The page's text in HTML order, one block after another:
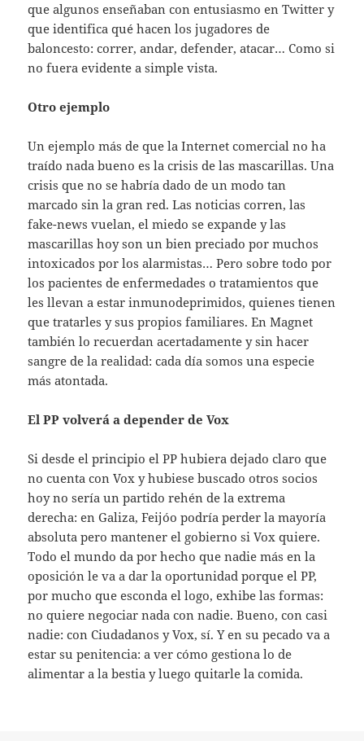
que algunos enseñaban con entusiasmo en Twitter y
que identifica qué hacen los jugadores de
baloncesto: correr, andar, defender, atacar… Como si
no fuera evidente a simple vista.
Otro ejemplo
Un ejemplo más de que la Internet comercial no ha
traído nada bueno es la crisis de las mascarillas. Una
crisis que no se habría dado de un modo tan
marcado sin la gran red. Las noticias corren, las
fake-news vuelan, el miedo se expande y las
mascarillas hoy son un bien preciado por muchos
intoxicados por los alarmistas… Pero sobre todo por
los pacientes de enfermedades o tratamientos que
les llevan a estar inmunodeprimidos, quienes tienen
que tratarles y sus propios familiares. En Magnet
también lo recuerdan acertadamente y sin hacer
sangre de la realidad: cada día somos una especie
más atontada.
El PP volverá a depender de Vox
Si desde el principio el PP hubiera dejado claro que
no cuenta con Vox y hubiese buscado otros socios
hoy no sería un partido rehén de la extrema
derecha: en Galiza, Feijóo podría perder la mayoría
absoluta pero mantener el gobierno si Vox quiere.
Todo el mundo da por hecho que nadie más en la
oposición le va a dar la oportunidad porque el PP,
por mucho que esconda el logo, exhibe las formas:
no quiere negociar nada con nadie. Bueno, con casi
nadie: con Ciudadanos y Vox, sí. Y en su pecado va a
estar su penitencia: a ver cómo gestiona lo de
alimentar a la bestia y luego quitarle la comida.